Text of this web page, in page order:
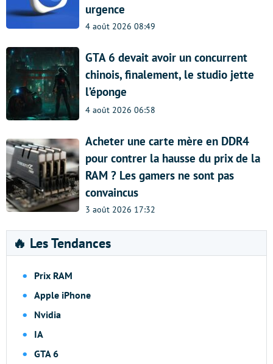
urgence
4 août 2026 08:49
GTA 6 devait avoir un concurrent
chinois, finalement, le studio jette
l’éponge
4 août 2026 06:58
Acheter une carte mère en DDR4
pour contrer la hausse du prix de la
RAM ? Les gamers ne sont pas
convaincus
3 août 2026 17:32
🔥 Les Tendances
Prix RAM
Apple iPhone
Nvidia
IA
GTA 6